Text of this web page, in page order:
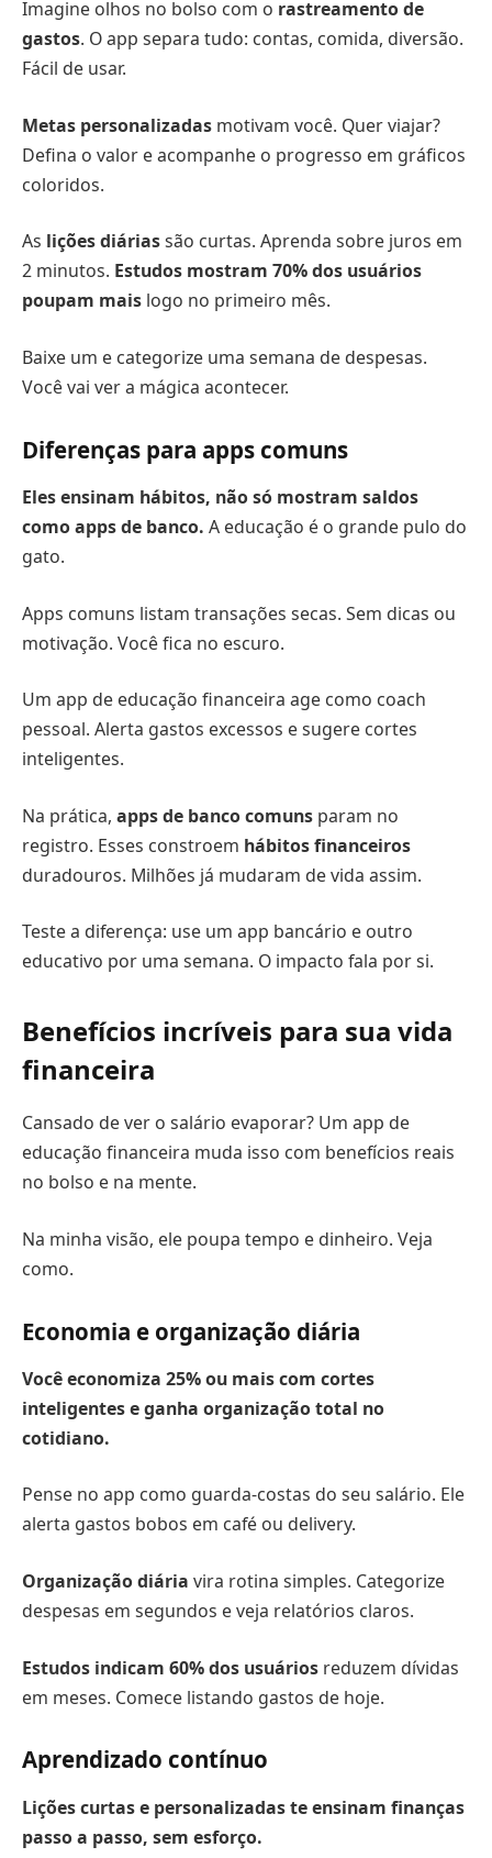
Imagine olhos no bolso com o rastreamento de
gastos. O app separa tudo: contas, comida, diversão.
Fácil de usar.
Metas personalizadas motivam você. Quer viajar?
Defina o valor e acompanhe o progresso em gráficos
coloridos.
As lições diáriassão curtas. Aprenda sobre juros em
2 minutos. Estudos mostram 70% dos usuários
poupam mais logo no primeiro mês.
Baixe um e categorize uma semana de despesas.
Você vai ver a mágica acontecer.
Diferenças para apps comuns
Eles ensinam hábitos, não só mostram saldos
como apps de banco. A educação é o grande pulo do
gato.
Apps comuns listam transações secas. Sem dicas ou
motivação. Você fica no escuro.
Um app de educação financeira age como coach
pessoal. Alerta gastos excessos e sugere cortes
inteligentes.
Na prática, apps de banco comuns param no
registro. Esses constroem hábitos financeiros
duradouros. Milhões já mudaram de vida assim.
Teste a diferença: use um app bancário e outro
educativo por uma semana. O impacto fala por si.
Benefícios incríveis para sua vida
financeira
Cansado de ver o salário evaporar? Um app de
educação financeira muda isso com benefícios reais
no bolso e na mente.
Na minha visão, ele poupa tempo e dinheiro. Veja
como.
Economia e organização diária
Você economiza 25% ou maiscom cortes
inteligentes e ganha organização total no
cotidiano.
Pense no app como guarda-costas do seu salário. Ele
alerta gastos bobos em café ou delivery.
Organização diária vira rotina simples. Categorize
despesas em segundos e veja relatórios claros.
Estudos indicam 60% dos usuários reduzem dívidas
em meses. Comece listando gastos de hoje.
Aprendizado contínuo
Lições curtas e personalizadas te ensinam finanças
passo a passo, sem esforço.